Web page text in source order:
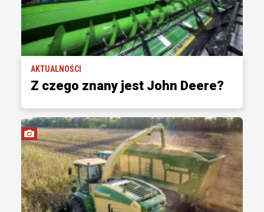
AKTUALNOŚCI
Z czego znany jest John Deere?